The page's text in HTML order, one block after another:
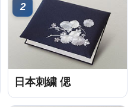
2
日本刺繍 偲